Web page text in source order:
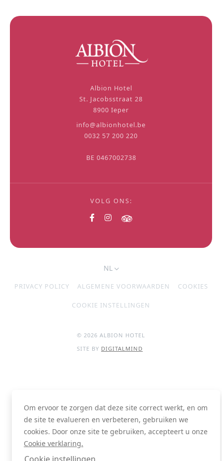
Albion Hotel
St. Jacobsstraat 28
8900 Ieper
info@albionhotel.be
0032 57 200 220
BE 0467002738
VOLG ONS:
PRIVACY POLICY ALGEMENE VOORWAARDEN COOKIES
COOKIE INSTELLINGEN
© 2026 ALBION HOTEL
SITE BY DIGITALMIND
NL
Om ervoor te zorgen dat deze site correct werkt, en om
de site te evalueren en verbeteren, gebruiken we
cookies. Door onze site te gebruiken, accepteert u onze
Cookie verklaring.